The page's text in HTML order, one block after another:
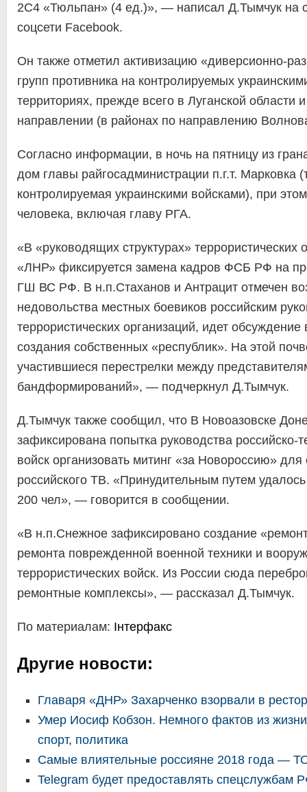
2С4 «Тюльпан» (4 ед.)», — написал Д.Тымчук на
соцсети Facebook.
Он также отметил активизацию «диверсионно-
групп противника на контролируемых
территориях, прежде всего в Луганской области
направлении (в районах по направлению
Согласно информации, в ночь на пятницу из
дом главы райгосадминистрации п.г.т. Марковка
контролируемая украинскими войсками), при
человека, включая главу РГА.
«В «руководящих структурах» террористических
«ЛНР» фиксируется замена кадров ФСБ РФ на
ГШ ВС РФ. В н.п.Стаханов и Антрацит отмечен
недовольства местных боевиков российским
террористических организаций, идет обсуждение
создания собственных «республик». На этой
участившиеся перестрелки между
бандформирований», — подчеркнул Д.Тымчук.
Д.Тымчук также сообщил, что В Новоазовске
зафиксирована попытка руководства российско-
войск организовать митинг «за Новороссию»
российского ТВ. «Принудительным путем
200 чел», — говорится в сообщении.
«В н.п.Снежное зафиксировано создание
ремонта поврежденной военной техники и
террористических войск. Из России сюда
ремонтные комплексы», — рассказал Д.Тымчук.
По материалам: Інтерфакс
Другие новости:
Главаря «ДНР» Захарченко взорвали в
Умер Иосиф Кобзон. Немного фактов из
спорт, политика
Самые влиятельные россияне 2018 года —
Telegram будет предоставлять спецслужбам